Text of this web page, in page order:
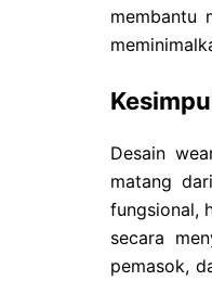
membantu
Desain
matang
fungsional,
secara
pemasok,